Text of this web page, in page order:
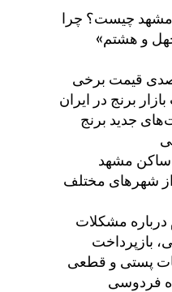
چیست؟ چرا
«چهل و هشتم»
۱۵ درصدی قیمت برخی
برنج در ایران
جدید برنج
ساکن مشهد
شهرهای مختلف
مشکلات
بازپرداخت
پستی و قطعی
فردوسی